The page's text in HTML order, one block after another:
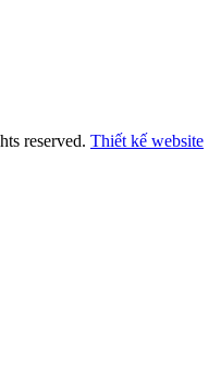
reserved. Thiết kế website